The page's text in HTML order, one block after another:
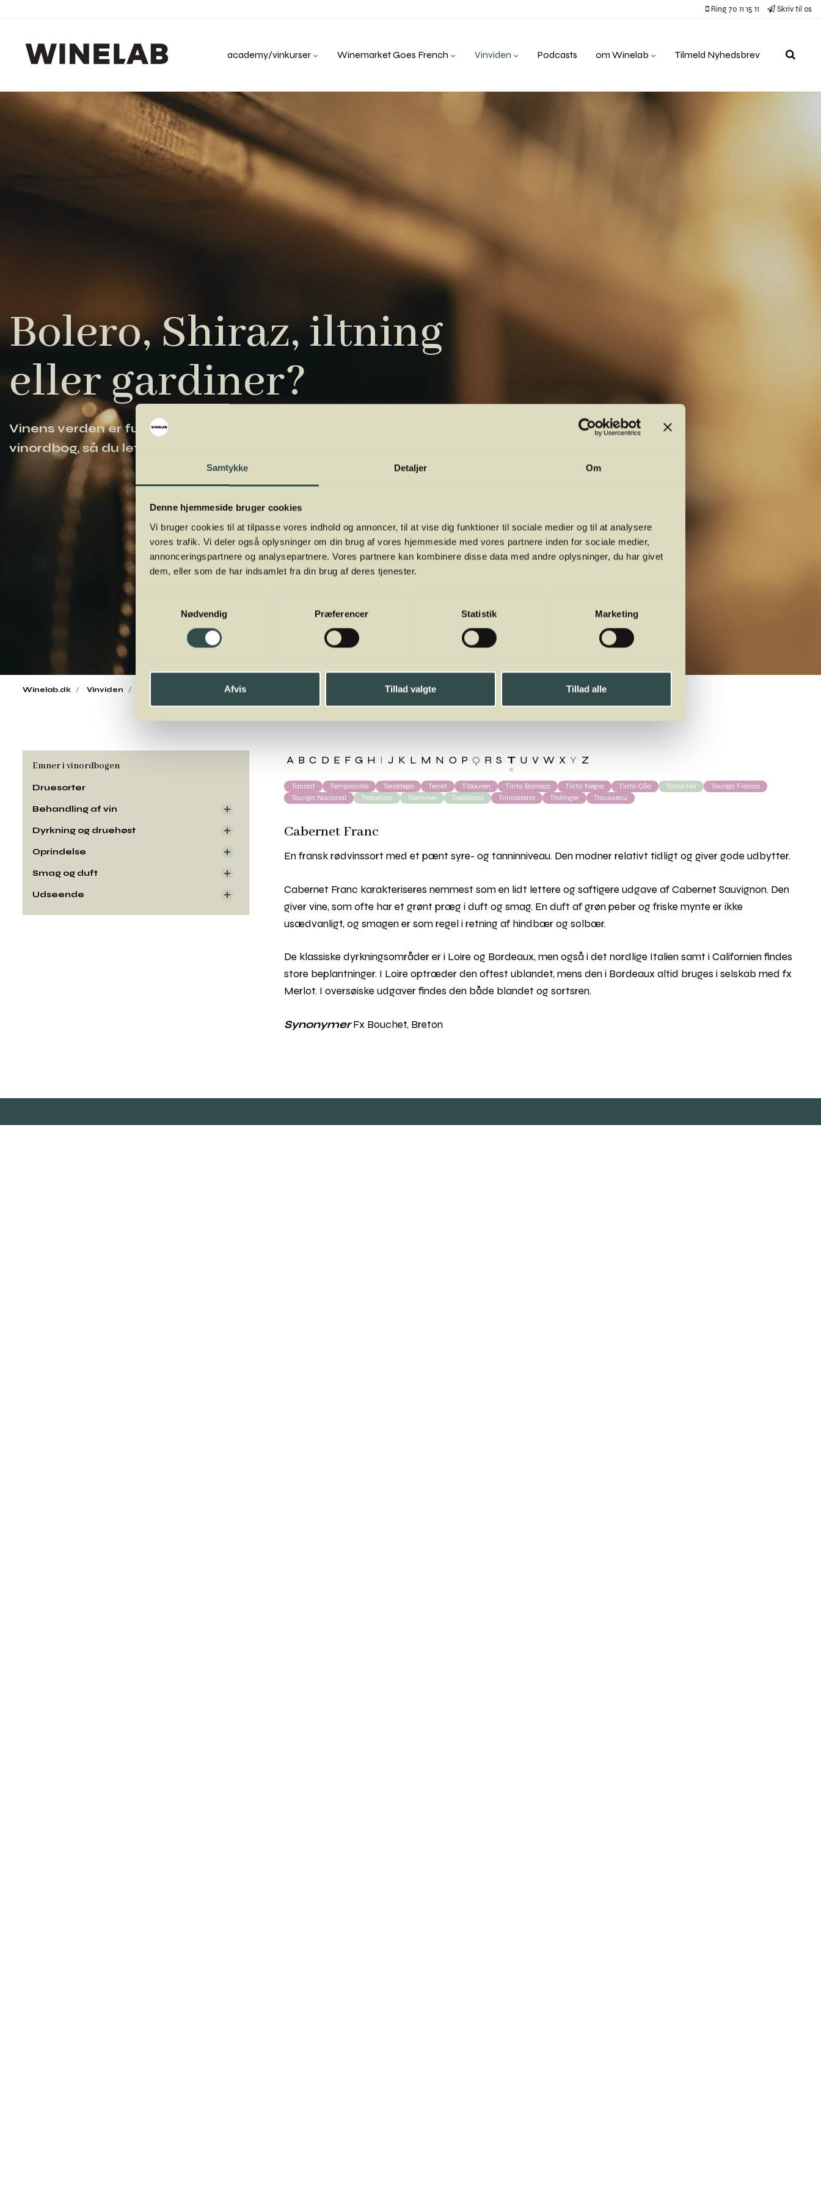
Samtykke Detaljer Om
Denne hjemmeside bruger cookies
Vi bruger cookies til at tilpasse vores indhold og annoncer, til at vise dig funktioner til sociale medier og til at analysere
vores trafik. Vi deler også oplysninger om din brug af vores hjemmeside med vores partnere inden for sociale medier,
annonceringspartnere og analysepartnere. Vores partnere kan kombinere disse data med andre oplysninger, du har givet
dem, eller som de har indsamlet fra din brug af deres tjenester.
Nødvendig
Præferencer Statistik Marketing
Afvis Tillad valgte Tillad alle
Ring 70 11 15 11 Skriv til os
academy/vinkurser Winemarket Goes French Vinviden Podcasts om Winelab Tilmeld Nyhedsbrev
Bolero, Shiraz, iltning
eller gardiner?
Vinens verden er fuld af komplicerede udtryk. Vi har samlet de vigtigste i vores
vinordbog, så du lettere kan navigere og orientere dig.
Winelab.dk Vinviden Druesorter
A B C D E F G H I J K L M N O P Q R S T U V W X Y Z
Tannat Tempranillo Teroldego Terret Tibouren Tinta Barroca Tinta Negra Tinto Cão Torrontés
Touriga Franca
Touriga Nacional
Trajadura Traminer Trebbiano Trincadeira Trollinger Trousseau
Cabernet Franc
En fransk rødvinssort med et pænt syre- og tanninniveau. Den modner relativt tidligt og giver gode udbytter.
Cabernet Franc karakteriseres nemmest som en lidt lettere og saftigere udgave af Cabernet Sauvignon. Den
giver vine, som ofte har et grønt præg i duft og smag. En duft af grøn peber og friske mynte er ikke
usædvanligt, og smagen er som regel i retning af hindbær og solbær.
De klassiske dyrkningsområder er i Loire og Bordeaux, men også i det nordlige Italien samt i Californien findes
store beplantninger. I Loire optræder den oftest ublandet, mens den i Bordeaux altid bruges i selskab med fx
Merlot. I oversøiske udgaver findes den både blandet og sortsren.
SynonymerFx Bouchet, Breton
Emner i vinordbogen
Druesorter
Behandling af vin
Dyrkning og druehøst
Oprindelse
Smag og duft
Udseende